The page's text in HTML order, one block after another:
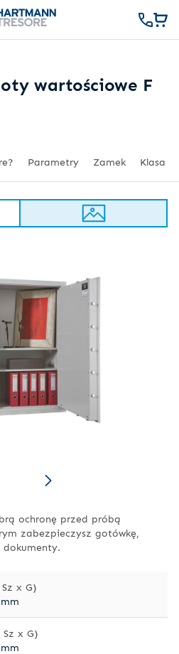
wartościowe F
ochronę przed próbą
zabezpieczysz gotówkę,
x G)
x G)
Parametry Zamek Klasa